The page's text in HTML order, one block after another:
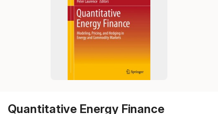
Quantitative Energy Finance